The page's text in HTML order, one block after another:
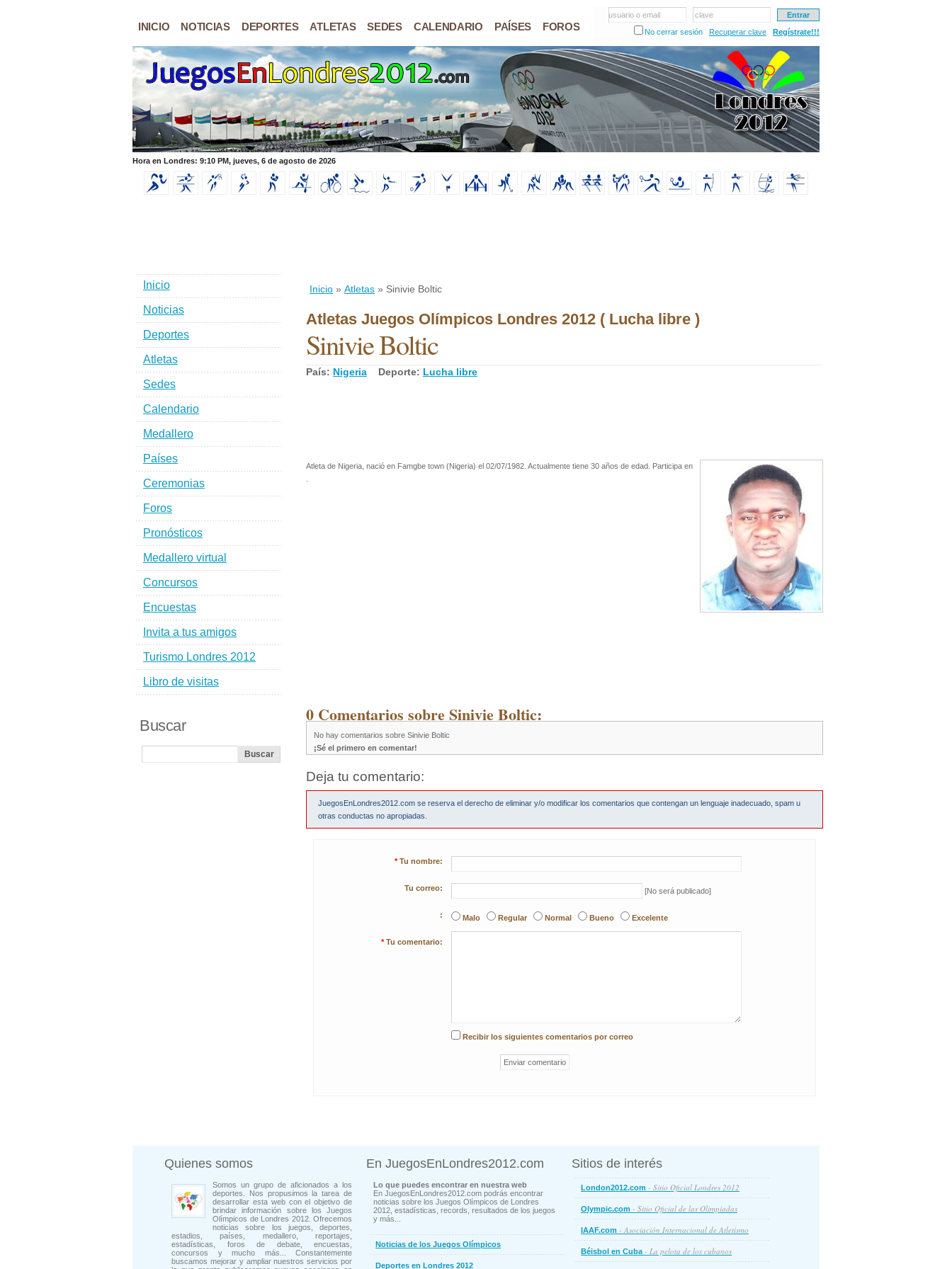
INICIO NOTICIAS DEPORTES ATLETAS SEDES CALENDARIO PAÍSES FOROS
usuario o email
clave
No cerrar sesión
Recuperar clave Regístrate!!!
Hora en Londres: 9:10 PM, jueves, 6 de agosto de 2026
Inicio » Atletas » Sinivie Boltic
Atletas Juegos Olímpicos Londres 2012 ( Lucha libre )
Sinivie Boltic
País: Nigeria Deporte: Lucha libre
Atleta de Nigeria, nació en Famgbe town (Nigeria) el 02/07/1982. Actualmente tiene 30 años de edad. Participa en
0 Comentarios sobre Sinivie Boltic:
No hay comentarios sobre Sinivie Boltic
¡Sé el primero en comentar!
Deja tu comentario:
JuegosEnLondres2012.com se reserva el derecho de eliminar y/o modificar los comentarios que contengan un lenguaje inadecuado, spam u
otras conductas no apropiadas.
* Tu nombre:
Tu correo: [No será publicado]
: Malo Regular Normal Bueno Excelente
* Tu comentario:
Recibir los siguientes comentarios por correo
Inicio
Noticias
Deportes
Atletas
Sedes
Calendario
Medallero
Países
Ceremonias
Foros
Pronósticos
Medallero virtual
Concursos
Encuestas
Invita a tus amigos
Turismo Londres 2012
Libro de visitas
Buscar
Quienes somos
Somos un grupo de aficionados a los
deportes. Nos propusimos la tarea de
desarrollar esta web con el objetivo de
brindar información sobre los Juegos
Olímpicos de Londres 2012. Ofrecemos
noticias sobre los juegos, deportes,
estadios, países, medallero, reportajes,
estadísticas, foros de debate, encuestas,
concursos y mucho más... Constantemente
buscamos mejorar y ampliar nuestros servicios por
En JuegosEnLondres2012.com
Lo que puedes encontrar en nuestra web
En JuegosEnLondres2012.com podrás encontrar
noticias sobre los Juegos Olímpicos de Londres
2012, estadísticas, records, resultados de los juegos
y más...
Noticias de los Juegos Olímpicos
Deportes en Londres 2012
Sitios de interés
London2012.com - Sitio Oficial Londres 2012
Olympic.com - Sitio Oficial de las Olimpiadas
IAAF.com - Asociación Internacional de Atletismo
Béisbol en Cuba- La pelota de los cubanos